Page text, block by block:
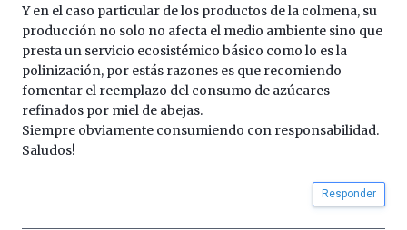
Y en el caso particular de los productos de la colmena, su
producción no solo no afecta el medio ambiente sino que
presta un servicio ecosistémico básico como lo es la
polinización, por estás razones es que recomiendo
fomentar el reemplazo del consumo de azúcares
refinados por miel de abejas.
Siempre obviamente consumiendo con responsabilidad.
Saludos!
Responder